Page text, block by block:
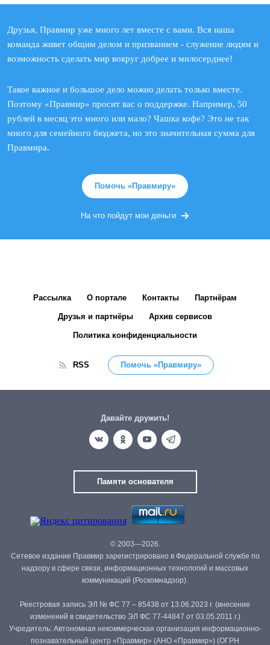
Друзья, Правмир уже много лет вместе с вами. Вся наша
команда живет общим делом и призванием - служение людям и
возможность сделать мир вокруг добрее и милосерднее!
Такое важное и большое дело можно делать только вместе.
Поэтому «Правмир» просит вас о поддержке. Например, 50
рублей в месяц это много или мало? Чашка кофе? Это не так
много для семейного бюджета, но это значительная сумма для
Правмира.
Помочь «Правмиру»
На что пойдут мои деньги
Рассылка О портале Контакты Партнёрам
Друзья и партнёры Архив сервисов
Политика конфиденциальности
RSS Помочь «Правмиру»
Давайте дружить!
Памяти основателя
© 2003—2026.
Сетевое издание Правмир зарегистрировано в Федеральной службе по
надзору в сфере связи, информационных технологий и массовых
коммуникаций (Роскомнадзор).
Реестровая запись ЭЛ № ФС 77 – 85438 от 13.06.2023 г. (внесение
изменений в свидетельство ЭЛ ФС 77-44847 от 03.05.2011 г.)
Учредитель: Автономная некоммерческая организация информационно-
познавательный центр «Правмир» (АНО «Правмир») (ОГРН